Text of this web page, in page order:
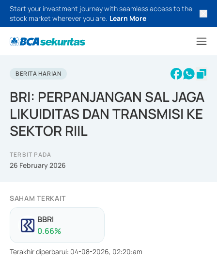
Start your investment journey with seamless access to the
stock market wherever you are. Learn More
BERITA HARIAN
BRI: PERPANJANGAN SAL JAGA
LIKUIDITAS DAN TRANSMISI KE
SEKTOR RIIL
TERBIT PADA
26 February 2026
SAHAM TERKAIT
BBRI
0.66%
Terakhir diperbarui: 04-08-2026, 02:20:am